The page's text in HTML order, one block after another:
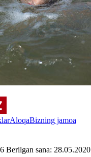
AloqaBizning jamoa
Berilgan sana: 28.05.2020